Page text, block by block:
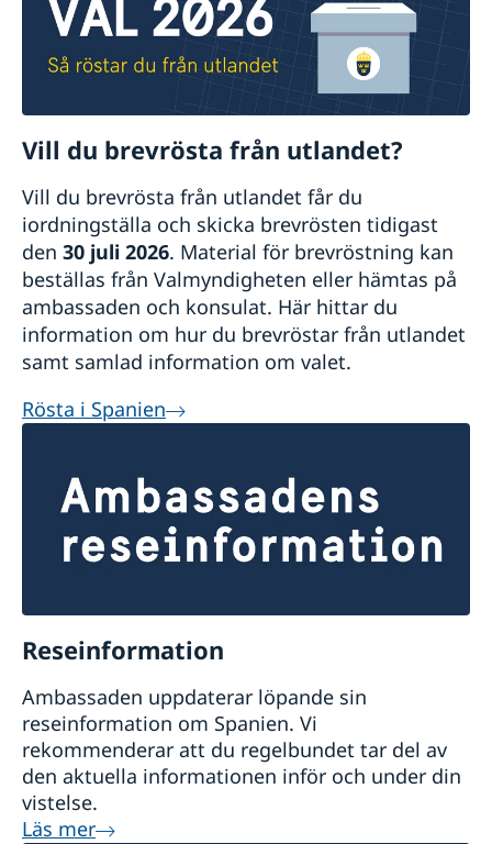
Vill du brevrösta från utlandet?
Vill du brevrösta från utlandet får du
iordningställa och skicka brevrösten tidigast
den 30 juli 2026. Material för brevröstning kan
beställas från Valmyndigheten eller hämtas på
ambassaden och konsulat. Här hittar du
information om hur du brevröstar från utlandet
samt samlad information om valet.
Rösta i Spanien
Reseinformation
Ambassaden uppdaterar löpande sin
reseinformation om Spanien. Vi
rekommenderar att du regelbundet tar del av
den aktuella informationen inför och under din
vistelse.
Läs mer